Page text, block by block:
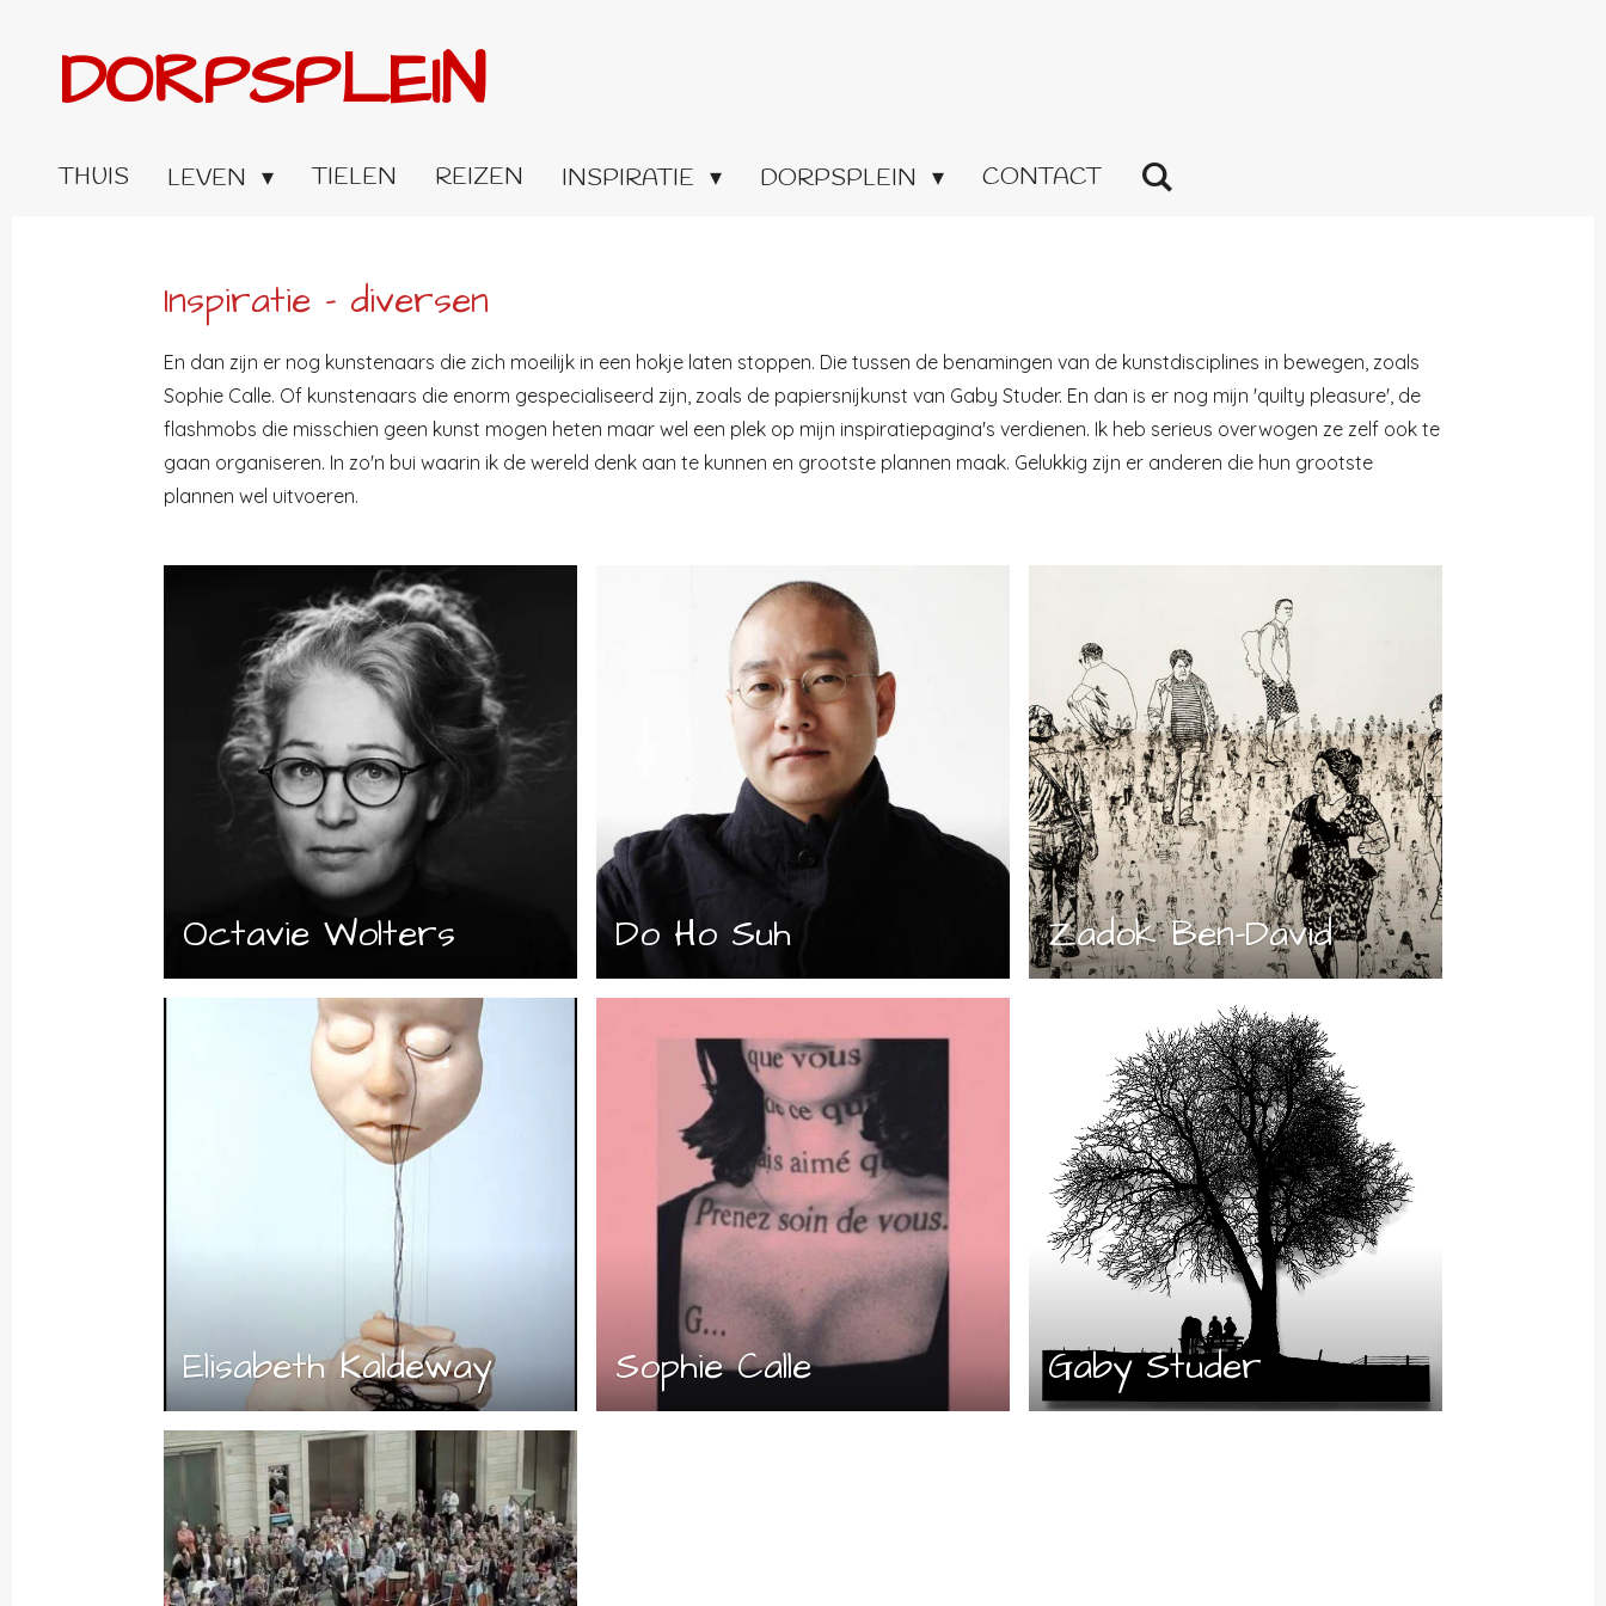
DORPSPLEIN
THUIS LEVEN TIELEN REIZEN INSPIRATIE DORPSPLEIN CONTACT
Inspiratie - diversen
En dan zijn er nog kunstenaars die zich moeilijk in een hokje laten stoppen. Die tussen de benamingen van de kunstdisciplines in bewegen, zoals
Sophie Calle. Of kunstenaars die enorm gespecialiseerd zijn, zoals de papiersnijkunst van Gaby Studer. En dan is er nog mijn 'quilty pleasure', de
flashmobs die misschien geen kunst mogen heten maar wel een plek op mijn inspiratiepagina's verdienen. Ik heb serieus overwogen ze zelf ook te
gaan organiseren. In zo'n bui waarin ik de wereld denk aan te kunnen en grootste plannen maak. Gelukkig zijn er anderen die hun grootste
plannen wel uitvoeren.
Octavie Wolters Do Ho Suh Zadok Ben-David
Elisabeth Kaldeway Sophie Calle Gaby Studer